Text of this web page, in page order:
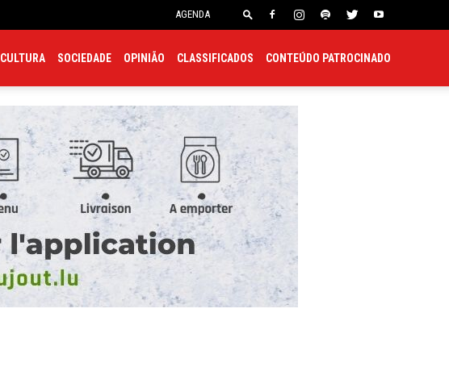
AGENDA
CULTURA SOCIEDADE OPINIÃO CLASSIFICADOS CONTEÚDO PATROCINADO